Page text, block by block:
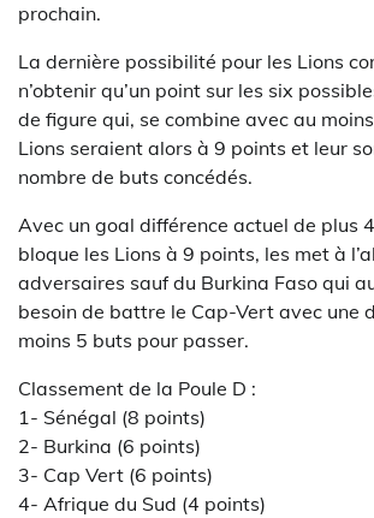
prochain.
La dernière possibilité pour les Lions
n’obtenir qu’un point sur les six
de figure qui, se combine avec au
Lions seraient alors à 9 points et leur
nombre de buts concédés.
Avec un goal différence actuel de plus
bloque les Lions à 9 points, les met à
adversaires sauf du Burkina Faso qui
besoin de battre le Cap-Vert avec une
moins 5 buts pour passer.
Classement de la Poule D :
1- Sénégal (8 points)
2- Burkina (6 points)
3- Cap Vert (6 points)
4- Afrique du Sud (4 points)